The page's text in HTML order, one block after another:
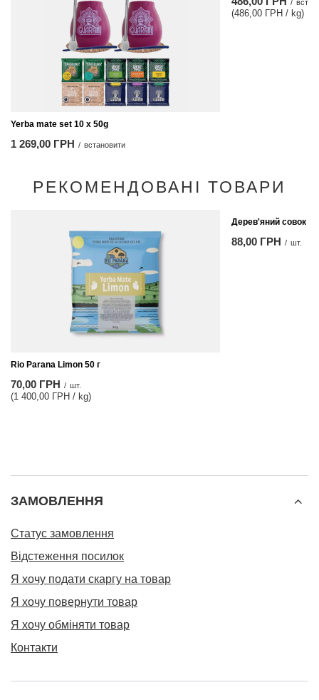
Yerba mate set 10 x 50g
1 269,00 ГРН / встановити
/
(486,00 ГРН / kg)
РЕКОМЕНДОВАНІ ТОВАРИ
Rio Parana Limon 50 г
70,00 ГРН / шт.
(1 400,00 ГРН / kg)
Дерев'яний совок
88,00 ГРН / шт.
ЗАМОВЛЕННЯ
Статус замовлення
Відстеження посилок
Я хочу подати скаргу на товар
Я хочу повернути товар
Я хочу обміняти товар
Контакти